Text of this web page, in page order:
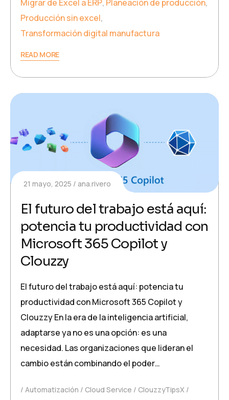
Migrar de Excel a ERP, Planeación de producción,
Producción sin excel,
Transformación digital manufactura
READ MORE
21 mayo, 2025 ana.rivero
El futuro del trabajo está aquí:
potencia tu productividad con
Microsoft 365 Copilot y
Clouzzy
El futuro del trabajo está aquí: potencia tu
productividad con Microsoft 365 Copilot y
Clouzzy En la era de la inteligencia artificial,
adaptarse ya no es una opción: es una
necesidad. Las organizaciones que lideran el
cambio están combinando el poder…
Automatización Cloud Service
ClouzzyTipsX